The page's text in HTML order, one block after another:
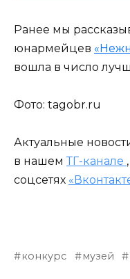
Ранее мы
юнармейцев
вошла в число
Фото: tagobr.ru
Актуальные
в нашем ТГ-канале ,
соцсетях
конкурс музей